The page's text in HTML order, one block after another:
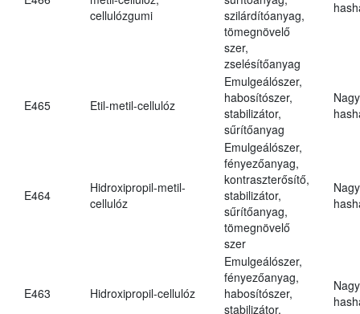
cellulózgumi
szilárdítóanyag,
tömegnövelő
szer,
zselésítőanyag
E465 Etil-metil-cellulóz
Emulgeálószer,
habosítószer,
stabilizátor,
sűrítőanyag
E464
Hidroxipropil-metil-
cellulóz
Emulgeálószer,
fényezőanyag,
kontraszterősítő,
stabilizátor,
sűrítőanyag,
tömegnövelő
szer
E463 Hidroxipropil-cellulóz
Emulgeálószer,
fényezőanyag,
habosítószer,
stabilizátor,